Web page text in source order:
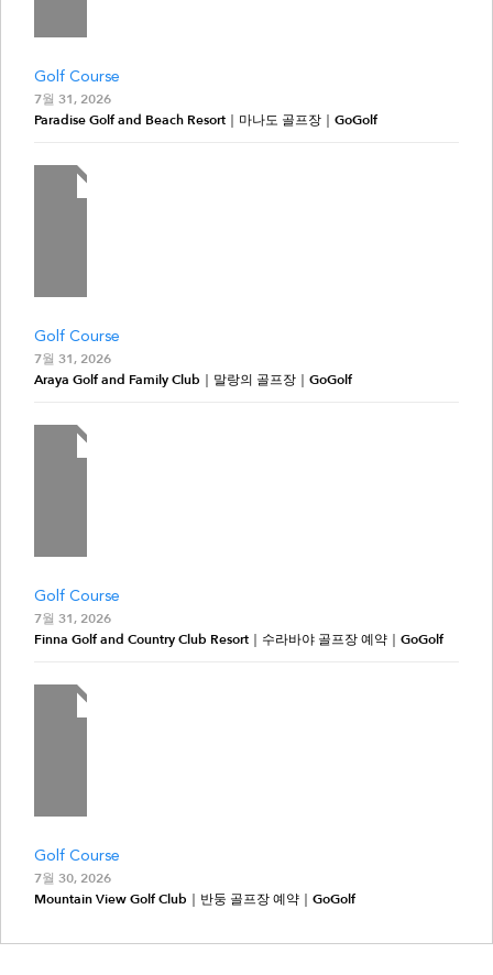
Golf Course
7월 31, 2026
Paradise Golf and Beach Resort｜마나도 골프장｜GoGolf
Golf Course
7월 31, 2026
Araya Golf and Family Club｜말랑의 골프장｜GoGolf
Golf Course
7월 31, 2026
Finna Golf and Country Club Resort｜수라바야 골프장 예약｜GoGolf
Golf Course
7월 30, 2026
Mountain View Golf Club｜반둥 골프장 예약｜GoGolf